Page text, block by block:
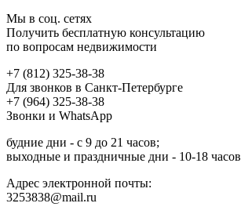
Мы в соц. сетях
Получить бесплатную консультацию
по вопросам недвижимости
+7 (812) 325-38-38
Для звонков в Санкт-Петербурге
+7 (964) 325-38-38
Звонки и WhatsApp
будние дни - с 9 до 21 часов;
выходные и праздничные дни - 10-18 часов
Адрес электронной почты:
3253838@mail.ru